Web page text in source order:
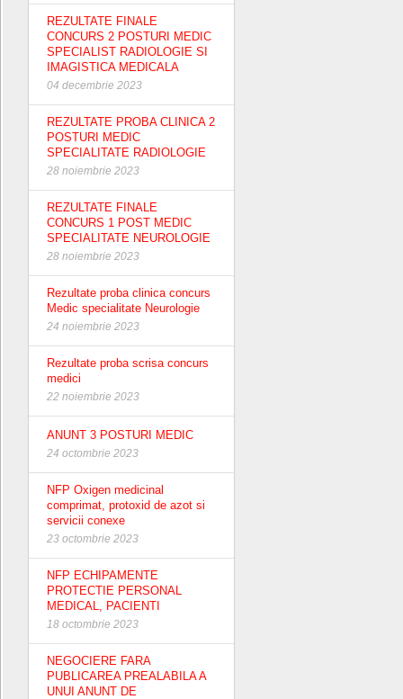
REZULTATE FINALE
CONCURS 2 POSTURI MEDIC
SPECIALIST RADIOLOGIE SI
IMAGISTICA MEDICALA
04 decembrie 2023
REZULTATE PROBA CLINICA 2
POSTURI MEDIC
SPECIALITATE RADIOLOGIE
28 noiembrie 2023
REZULTATE FINALE
CONCURS 1 POST MEDIC
SPECIALITATE NEUROLOGIE
28 noiembrie 2023
Rezultate proba clinica concurs
Medic specialitate Neurologie
24 noiembrie 2023
Rezultate proba scrisa concurs
medici
22 noiembrie 2023
ANUNT 3 POSTURI MEDIC
24 octombrie 2023
NFP Oxigen medicinal
comprimat, protoxid de azot si
servicii conexe
23 octombrie 2023
NFP ECHIPAMENTE
PROTECTIE PERSONAL
MEDICAL, PACIENTI
18 octombrie 2023
NEGOCIERE FARA
PUBLICAREA PREALABILA A
UNUI ANUNT DE